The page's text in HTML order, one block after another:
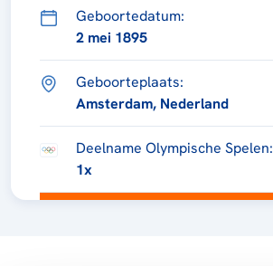
Geboortedatum:
2 mei 1895
Geboorteplaats:
Amsterdam, Nederland
Deelname Olympische Spelen:
1x